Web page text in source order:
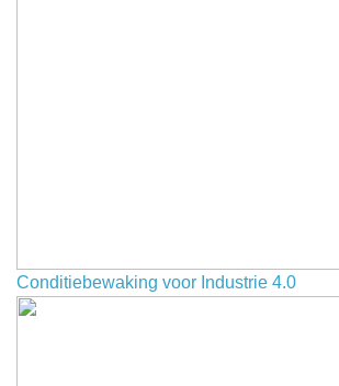
Conditiebewaking voor Industrie 4.0